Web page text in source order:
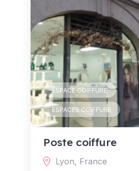
ESPACE COIFFURE
ESPACES COIFFURE
Poste coiffure
Lyon, France